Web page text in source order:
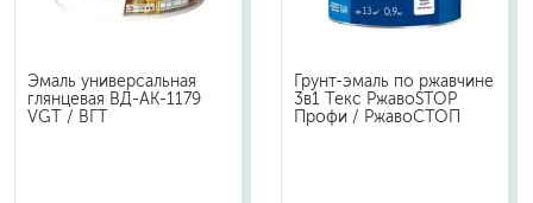
Эмаль универсальная
глянцевая ВД-АК-1179
VGT / ВГТ
Грунт-эмаль по ржавчине
3в1 Текс РжавоSTOP
Профи / РжавоСТОП